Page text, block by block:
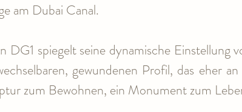
am Dubai Canal.
DG1 spiegelt seine dynamische Einstellung
gewundenen Profil, das eher
zum Bewohnen, ein Monument zum